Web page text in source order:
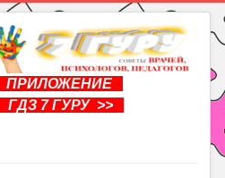
ПРИЛОЖЕНИЕ
ГДЗ 7 ГУРУ >>